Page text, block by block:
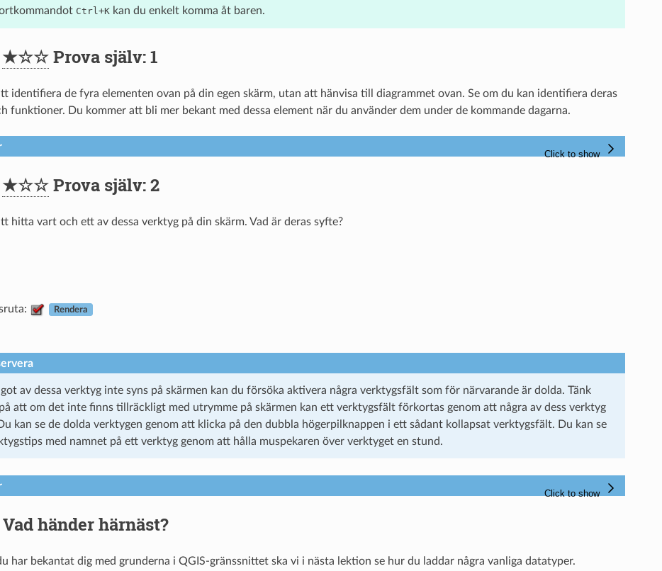
Ctrl+Kkan du enkelt komma åt baren.
★☆☆Prova själv: 1
identifiera de fyra elementen ovan på din egen skärm, utan att hänvisa till diagrammet ovan. Se om du kan identifiera deras
funktioner. Du kommer att bli mer bekant med dessa element när du använder dem under de kommande dagarna.
★☆☆Prova själv: 2
hitta vart och ett av dessa verktyg på din skärm. Vad är deras syfte?
Rendera
av dessa verktyg inte syns på skärmen kan du försöka aktivera några verktygsfält som för närvarande är dolda. Tänk
att om det inte finns tillräckligt med utrymme på skärmen kan ett verktygsfält förkortas genom att några av dess verktyg
kan se de dolda verktygen genom att klicka på den dubbla högerpilknappen i ett sådant kollapsat verktygsfält. Du kan se
med namnet på ett verktyg genom att hålla muspekaren över verktyget en stund.
Vad händer härnäst?
har bekantat dig med grunderna i QGIS-gränssnittet ska vi i nästa lektion se hur du laddar några vanliga datatyper.